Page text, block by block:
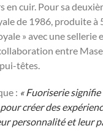
en cuir. Pour sa
de 1986, produite à
» avec une sellerie
entre
têtes.
: « Fuoriserie
créer des
personnalité et leur